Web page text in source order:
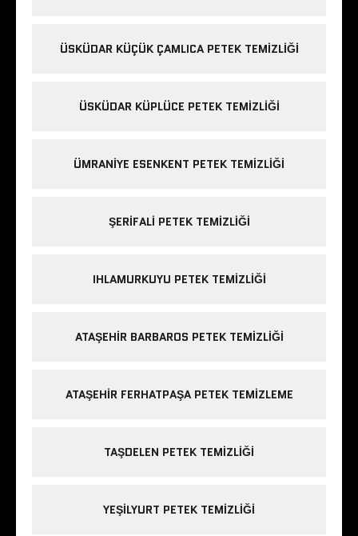
ÜSKÜDAR KÜÇÜK ÇAMLICA PETEK TEMIZLIĞI
ÜSKÜDAR KÜPLÜCE PETEK TEMIZLIĞI
ÜMRANIYE ESENKENT PETEK TEMIZLIĞI
ŞERIFALI PETEK TEMIZLIĞI
IHLAMURKUYU PETEK TEMIZLIĞI
ATAŞEHIR BARBAROS PETEK TEMIZLIĞI
ATAŞEHIR FERHATPAŞA PETEK TEMIZLEME
TAŞDELEN PETEK TEMIZLIĞI
YEŞILYURT PETEK TEMIZLIĞI